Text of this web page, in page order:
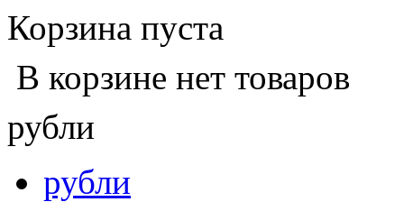
Корзина пуста
В корзине нет товаров
рубли
рубли